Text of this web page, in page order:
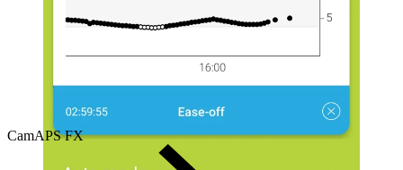
CamAPS FX